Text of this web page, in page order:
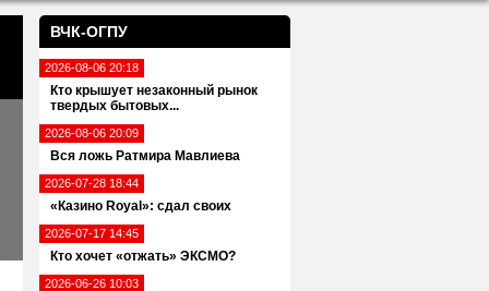
ВЧК-ОГПУ
2026-08-06 20:18
Кто крышует незаконный рынок
твердых бытовых...
2026-08-06 20:09
Вся ложь Ратмира Мавлиева
2026-07-28 18:44
«Казино Royal»: сдал своих
2026-07-17 14:45
Кто хочет «отжать» ЭКСМО?
2026-06-26 10:03